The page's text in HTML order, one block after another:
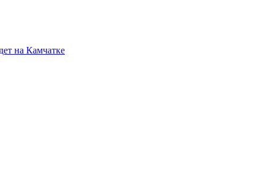
на Камчатке